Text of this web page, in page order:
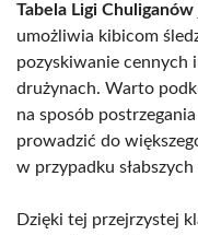
Tabela Ligi Chuliganów
umożliwia kibicom
pozyskiwanie
drużynach. Warto
na sposób
prowadzić do
w przypadku
Dzięki tej przejrzystej